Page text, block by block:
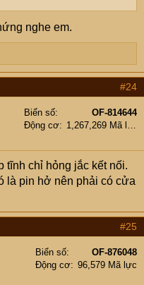
nghe em.
#24
Biển số
OF-814644
Động cơ
tĩnh chỉ hỏng jắc kết nối.
là pin hở nên phải có cửa
#25
Biển số
OF-876048
Động cơ
96,579 Mã lực